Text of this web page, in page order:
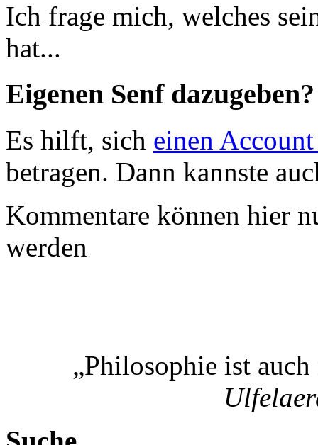
Ich frage mich, welches
hat...
Eigenen Senf dazugeben?
Es hilft, sich einen
betragen. Dann kannste
Kommentare können hier
werden
„Philosophie ist